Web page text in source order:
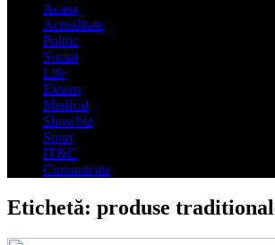
Acasa
Actualitate
Politic
Social
Life
Extern
Medical
Showbiz
Sport
IT&C
Comunicate
Etichetă: produse